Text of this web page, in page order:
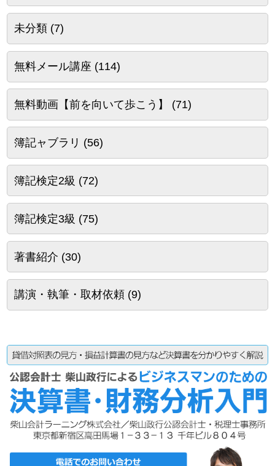
未分類(7)
無料メール講座 (114)
無料動画【前を向いて歩こう】 (71)
簿記ャブラリ (56)
簿記検定2級 (72)
簿記検定3級 (75)
著書紹介 (30)
講演・執筆・取材依頼(9)